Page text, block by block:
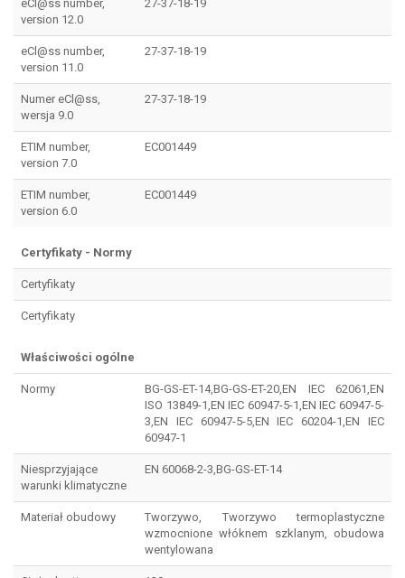
eCl@ss number,
version 12.0
27-37-18-19
eCl@ss number,
version 11.0
27-37-18-19
Numer eCl@ss,
wersja 9.0
27-37-18-19
ETIM number,
version 7.0
EC001449
ETIM number,
version 6.0
EC001449
Certyfikaty - Normy
Certyfikaty
Certyfikaty
Właściwości ogólne
Normy
BG-GS-ET-14,BG-GS-ET-20,EN IEC 62061,EN
ISO 13849-1,EN IEC 60947-5-1,EN IEC 60947-5-
3,EN IEC 60947-5-5,EN IEC 60204-1,EN IEC
60947-1
Niesprzyjające
warunki klimatyczne
EN 60068-2-3,BG-GS-ET-14
Materiał obudowy
Tworzywo, Tworzywo termoplastyczne
wzmocnione włóknem szklanym, obudowa
wentylowana